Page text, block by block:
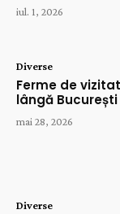
iul. 1, 2026
Diverse
Ferme de
lângă București
mai 28, 2026
Diverse